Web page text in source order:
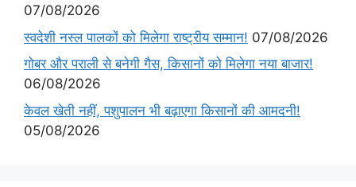
07/08/2026
स्वदेशी नस्ल पालकों को मिलेगा राष्ट्रीय सम्मान! 07/08/2026
गोबर और पराली से बनेगी गैस, किसानों को मिलेगा नया बाजार!
06/08/2026
केवल खेती नहीं, पशुपालन भी बढ़ाएगा किसानों की आमदनी!
05/08/2026